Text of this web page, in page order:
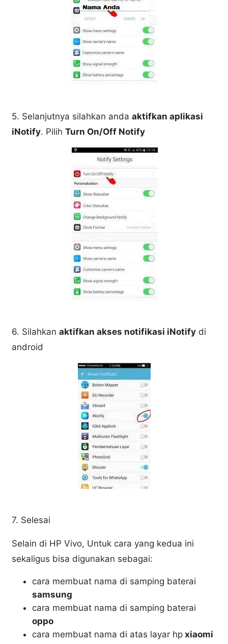
5. Selanjutnya silahkan andaaktifkan aplikasi
iNotify. PilihTurn On/Off Notify
6. Silahkanaktifkan akses notifikasi iNotify di
android
7. Selesai
Selain di HP Vivo, Untuk cara yang kedua ini
sekaligus bisa digunakan sebagai:
cara membuat nama di samping baterai
samsung
cara membuat nama di samping baterai
oppo
cara membuat nama di atas layar hp xiaomi